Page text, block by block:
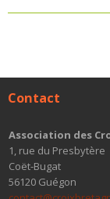
Contact
Association des
1, rue du Presbytère
Coët-Bugat
56120 Guégon